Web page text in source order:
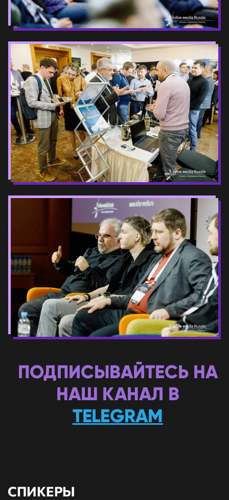
ПОДПИСЫВАЙТЕСЬ НА
НАШ КАНАЛ В
TELEGRAM
СПИКЕРЫ